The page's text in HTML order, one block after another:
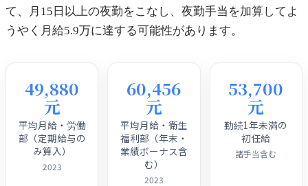
て、月15日以上の夜勤をこなし、夜勤手当を加算してよ
うやく月給5.9万に達する可能性があります。
49,880
元
平均月給・労働
部（定期給与の
み算入）
2023
60,456
元
平均月給・衛生
福利部（年末・
業績ボーナス含
む）
2023
53,700
元
勤続1年未満の
初任給
諸手当含む